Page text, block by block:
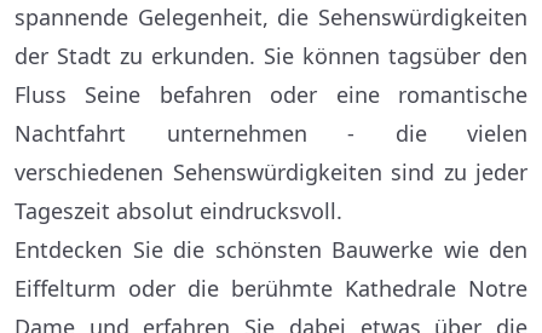
spannende Gelegenheit, die Sehenswürdigkeiten
der Stadt zu erkunden. Sie können tagsüber den
Fluss Seine befahren oder eine romantische
Nachtfahrt unternehmen - die vielen
verschiedenen Sehenswürdigkeiten sind zu jeder
Tageszeit absolut eindrucksvoll.
Entdecken Sie die schönsten Bauwerke wie den
Eiffelturm oder die berühmte Kathedrale Notre
Dame und erfahren Sie dabei etwas über die